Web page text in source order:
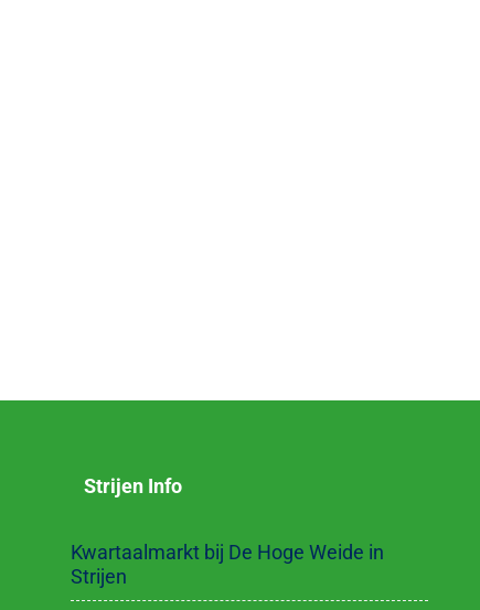
Strijen Info
Kwartaalmarkt bij De Hoge Weide in
Strijen